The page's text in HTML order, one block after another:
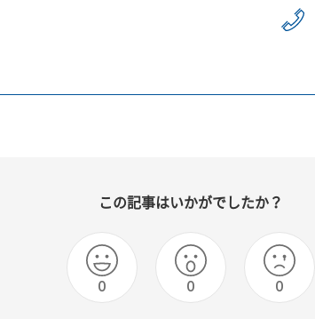
この記事はいかがでしたか？
0 0 0